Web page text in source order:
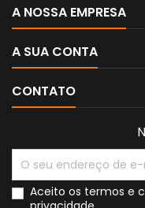
A NOSSA EMPRESA
A SUA CONTA
CONTATO
Aceito os termos e